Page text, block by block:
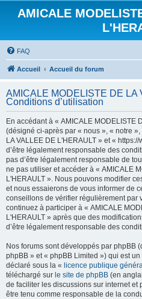
AMICALE
FAQ
Accueil Accueil du forum
AMICALE MODELISTE DE LA
Conditions d’utilisation
En accédant à « AMICALE MODELISTE
(désigné ci-après par « nous », « notre
LA VALLEE DE L'HERAULT » et «
d’être légalement responsable des
pas d’être légalement responsable de
ne pas utiliser et accéder à « AMICALE
L'HERAULT ». Nous pouvons modifier
et nous essaierons de vous informer de
conseillons de vérifier régulièrement par
continuez à participer à « AMICALE
L'HERAULT » après que des
d’être légalement responsable des
Nos forums sont développés par phpBB
phpBB » et « phpBB Limited ») qui est
déclaré sous la « licence publique
téléchargé sur le site de phpBB (en
de faciliter les discussions sur internet et
être tenu comme responsable de la